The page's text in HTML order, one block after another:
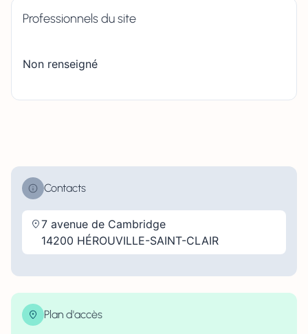
Professionnels du site
Non renseigné
Contacts
7 avenue de Cambridge
14200 HÉROUVILLE-SAINT-CLAIR
Plan d'accès